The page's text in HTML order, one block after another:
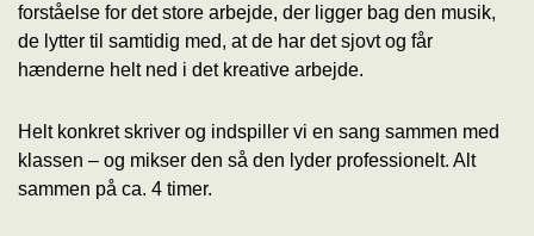
forståelse for det store arbejde, der ligger bag den musik,
de lytter til samtidig med, at de har det sjovt og får
hænderne helt ned i det kreative arbejde.
Helt konkret skriver og indspiller vi en sang sammen med
klassen – og mikser den så den lyder professionelt. Alt
sammen på ca. 4 timer.